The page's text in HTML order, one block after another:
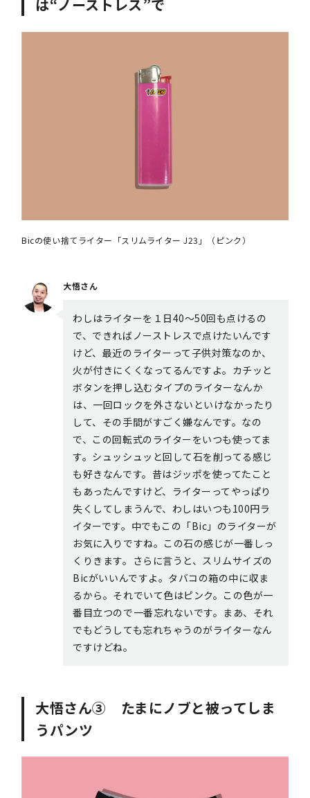
は“ノーストレス”で
Bicの使い捨てライター「スリムライター J23」（ピンク）
大悟さん
わしはライターを１日40〜50回も点けるの
で、できればノーストレスで点けたいんです
けど、最近のライターって子供対策なのか、
火が付きにくくなってるんですよ。カチッと
ボタンを押し込むタイプのライターなんか
は、一回ロックを外さないといけなかったり
して、その手間がすごく嫌なんです。なの
で、この回転式のライターをいつも使ってま
す。シュッシュッと回して石を削ってる感じ
も好きなんです。昔はジッポを使ってたこと
もあったんですけど、ライターってやっぱり
失くしてしまうんで、わしはいつも100円ラ
イターです。中でもこの「Bic」のライターが
お気に入りですね。この石の感じが一番しっ
くりきます。さらに言うと、スリムサイズの
Bicがいいんですよ。タバコの箱の中に収ま
るから。それでいて色はピンク。この色が一
番目立つので一番忘れないです。まあ、それ
でもどうしても忘れちゃうのがライターなん
ですけどね。
大悟さん③ たまにノブと被ってしま
うパンツ